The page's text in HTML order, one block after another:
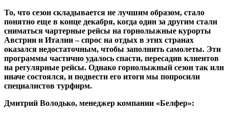
То, что сезон складывается не лучшим образом, стало
понятно еще в конце декабря, когда один за другим стали
сниматься чартерные рейсы на горнолыжные курорты
Австрии и Италии – спрос на отдых в этих странах
оказался недостаточным, чтобы заполнить самолеты. Эти
программы частично удалось спасти, пересадив клиентов
на регулярные рейсы. Однако горнолыжный сезон так или
иначе состоялся, и подвести его итоги мы попросили
специалистов турфирм.
Дмитрий Володько, менеджер компании «Белфер»: